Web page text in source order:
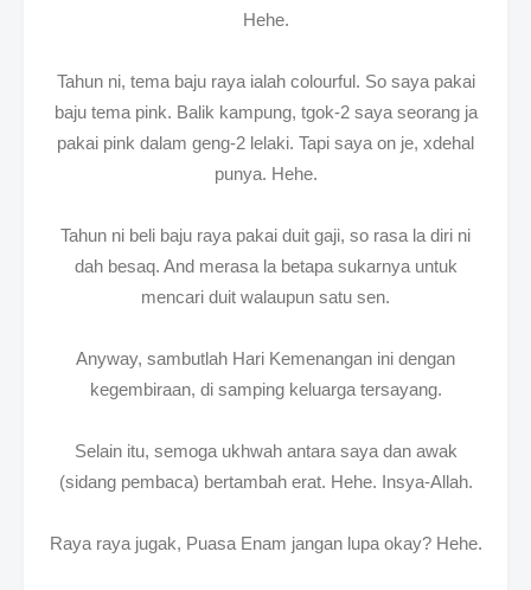
Hehe.
Tahun ni, tema baju raya ialah colourful. So saya pakai
baju tema pink. Balik kampung, tgok-2 saya seorang ja
pakai pink dalam geng-2 lelaki. Tapi saya on je, xdehal
punya. Hehe.
Tahun ni beli baju raya pakai duit gaji, so rasa la diri ni
dah besaq. And merasa la betapa sukarnya untuk
mencari duit walaupun satu sen.
Anyway, sambutlah Hari Kemenangan ini dengan
kegembiraan, di samping keluarga tersayang.
Selain itu, semoga ukhwah antara saya dan awak
(sidang pembaca) bertambah erat. Hehe. Insya-Allah.
Raya raya jugak, Puasa Enam jangan lupa okay? Hehe.